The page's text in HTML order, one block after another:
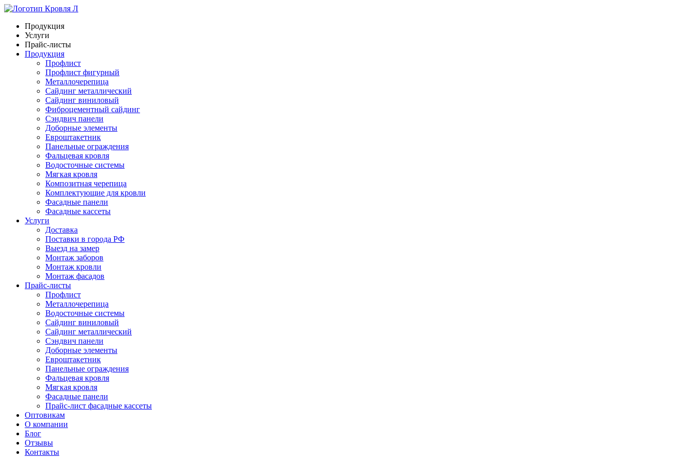
Продукция
Услуги
Прайс-листы
Продукция
Профлист
Профлист фигурный
Металлочерепица
Сайдинг металлический
Сайдинг виниловый
Фиброцементный сайдинг
Сэндвич панели
Доборные элементы
Евроштакетник
Панельные ограждения
Фальцевая кровля
Водосточные системы
Мягкая кровля
Композитная черепица
Комплектующие для кровли
Фасадные панели
Фасадные кассеты
Услуги
Доставка
Поставки в города РФ
Выезд на замер
Монтаж заборов
Монтаж кровли
Монтаж фасадов
Прайс-листы
Профлист
Металлочерепица
Водосточные системы
Сайдинг виниловый
Сайдинг металлический
Сэндвич панели
Доборные элементы
Евроштакетник
Панельные ограждения
Фальцевая кровля
Мягкая кровля
Фасадные панели
Прайс-лист фасадные кассеты
Оптовикам
О компании
Блог
Отзывы
Контакты